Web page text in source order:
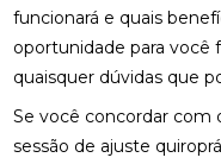
funcionará e quais
oportunidade para você
quaisquer dúvidas que
Se você concordar com
sessão de ajuste
PREVENIR
PREVENIR